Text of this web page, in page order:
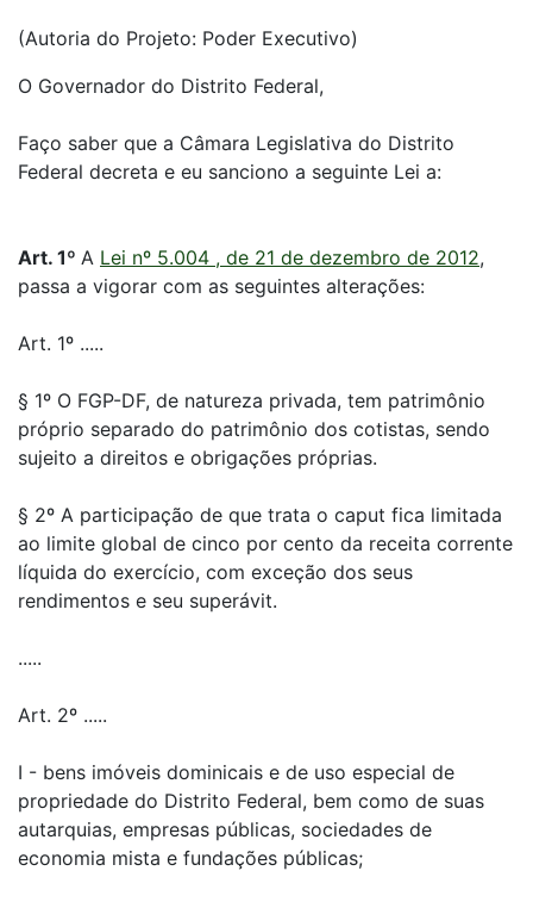
(Autoria do Projeto: Poder Executivo)
O Governador do Distrito Federal,
Faço saber que a Câmara Legislativa do Distrito
Federal decreta e eu sanciono a seguinte Lei a:
Art. 1º A Lei nº 5.004 , de 21 de dezembro de 2012,
passa a vigorar com as seguintes alterações:
Art. 1º .....
§ 1º O FGP-DF, de natureza privada, tem patrimônio
próprio separado do patrimônio dos cotistas, sendo
sujeito a direitos e obrigações próprias.
§ 2º A participação de que trata o caput fica limitada
ao limite global de cinco por cento da receita corrente
líquida do exercício, com exceção dos seus
rendimentos e seu superávit.
.....
Art. 2º .....
I - bens imóveis dominicais e de uso especial de
propriedade do Distrito Federal, bem como de suas
autarquias, empresas públicas, sociedades de
economia mista e fundações públicas;